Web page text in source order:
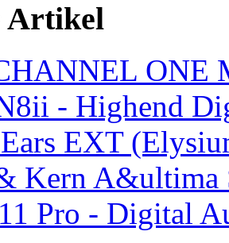
Artikel
ONE
- Highend
EXT
Kern A&ultima
Pro - Digital